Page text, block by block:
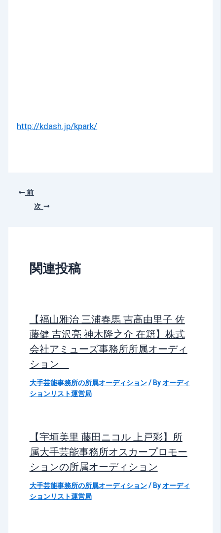
http://kdash.jp/kpark/
前
次
関連投稿
【福山雅治 三浦春馬 吉高由里子 佐
藤健 吉沢亮 神木隆之介 在籍】株式
会社アミューズ事務所所属オーディ
ション
大手芸能事務所の所属オーディション/ Byオーディ
ションリスト運営局
【宇垣美里 藤田ニコル 上戸彩】所
属大手芸能事務所オスカープロモー
ションの所属オーディション
大手芸能事務所の所属オーディション/ Byオーディ
ションリスト運営局